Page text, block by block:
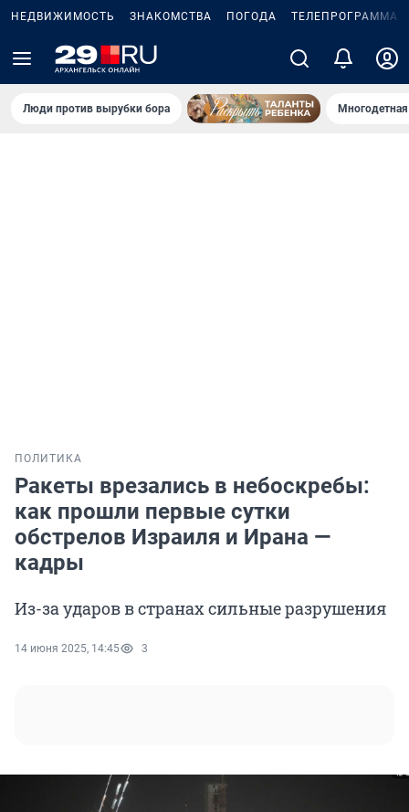
НЕДВИЖИМОСТЬ ЗНАКОМСТВА ПОГОДА ТЕЛЕПРОГРАММА
Люди против вырубки бора
ПОЛИТИКА
Ракеты врезались в небоскребы:
как прошли первые сутки
обстрелов Израиля и Ирана —
кадры
Из-за ударов в странах сильные разрушения
14 июня 2025, 14:45 3